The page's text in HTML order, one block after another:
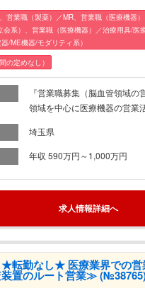
営業職（製薬）／MR、営業職（医療機器
会系）、営業職（医療機器）／治療用具/医
/ME機器/モダリティ系）
の定めなし）
『営業職募集（脳血管領域の
領域を中心に医療機器の営業
埼玉県
年収 590万円～1,000万円
求人情報詳細へ
★転勤なし★ 医療業界での営
置のルート営業≫